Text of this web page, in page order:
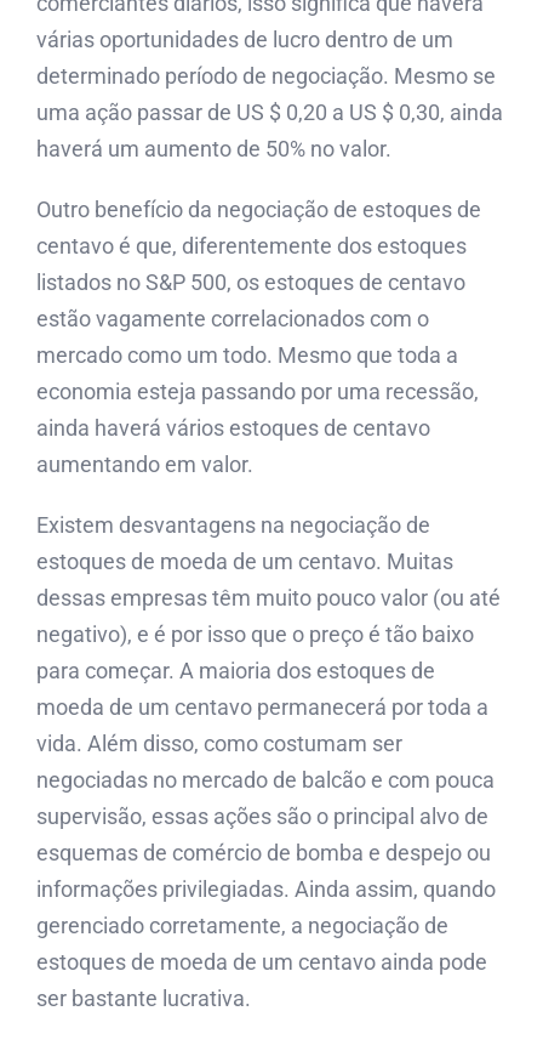
várias oportunidades de lucro dentro de um
determinado período de negociação. Mesmo se
uma ação passar de US $ 0,20 a US $ 0,30, ainda
haverá um aumento de 50% no valor.
Outro benefício da negociação de estoques de
centavo é que, diferentemente dos estoques
listados no S&P 500, os estoques de centavo
estão vagamente correlacionados com o
mercado como um todo. Mesmo que toda a
economia esteja passando por uma recessão,
ainda haverá vários estoques de centavo
aumentando em valor.
Existem desvantagens na negociação de
estoques de moeda de um centavo. Muitas
dessas empresas têm muito pouco valor (ou até
negativo), e é por isso que o preço é tão baixo
para começar. A maioria dos estoques de
moeda de um centavo permanecerá por toda a
vida. Além disso, como costumam ser
negociadas no mercado de balcão e com pouca
supervisão, essas ações são o principal alvo de
esquemas de comércio de bomba e despejo ou
informações privilegiadas. Ainda assim, quando
gerenciado corretamente, a negociação de
estoques de moeda de um centavo ainda pode
ser bastante lucrativa.